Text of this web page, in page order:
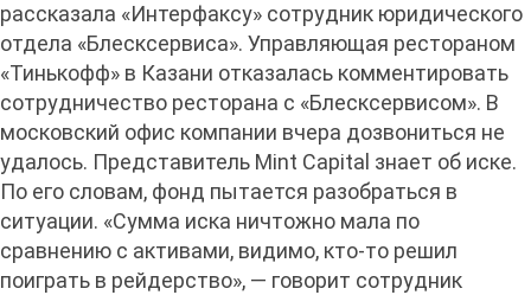
рассказала «Интерфаксу» сотрудник юридического
отдела «Блесксервиса». Управляющая рестораном
«Тинькофф» в Казани отказалась комментировать
сотрудничество ресторана с «Блесксервисом». В
московский офис компании вчера дозвониться не
удалось. Представитель Mint Capital знает об иске.
По его словам, фонд пытается разобраться в
ситуации. «Сумма иска ничтожно мала по
сравнению с активами, видимо, кто-то решил
поиграть в рейдерство», — говорит сотрудник